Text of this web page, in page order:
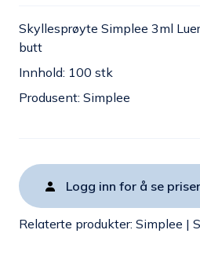
Skyllesprøyte Simplee 3ml
butt
Innhold: 100 stk
Produsent: Simplee
Logg inn for å se priser
Relaterte produkter: Simplee |